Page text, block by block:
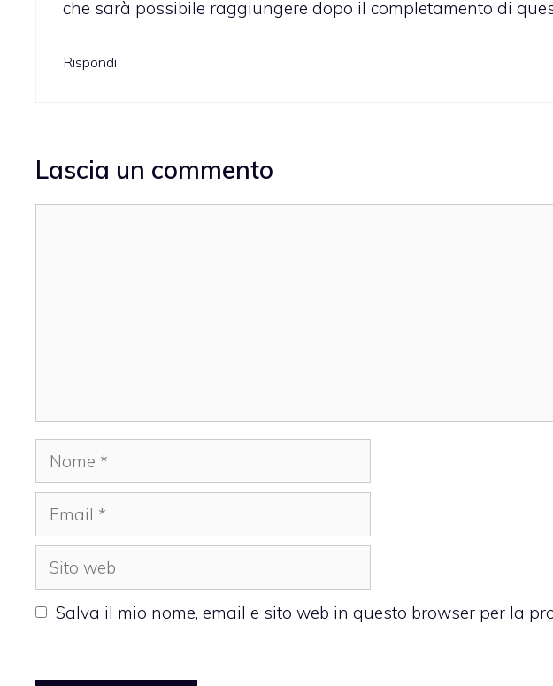
che sarà possibile raggiungere dopo il completamento di
Rispondi
Lascia un commento
Nome
Email
Sito
web
Salva il mio nome, email e sito web in questo browser per la